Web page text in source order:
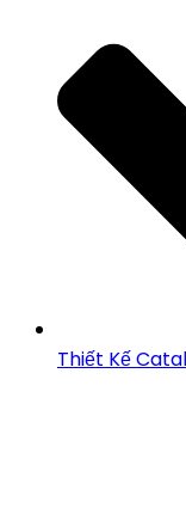
Thiết Kế